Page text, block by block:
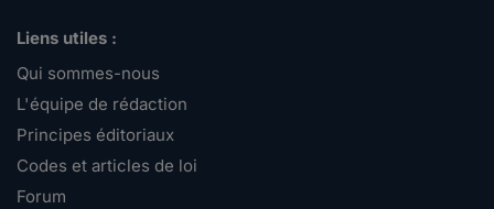
Liens utiles :
Qui sommes-nous
L'équipe de rédaction
Principes éditoriaux
Codes et articles de loi
Forum